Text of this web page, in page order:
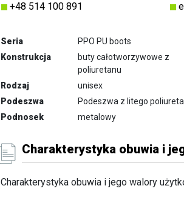
+48 514 100 891
Seria
PPO PU boots
Konstrukcja
buty całotworzywowe z
poliuretanu
Rodzaj
unisex
Podeszwa
Podeszwa z litego
Podnosek
metalowy
Charakterystyka obuwia i
Charakterystyka obuwia i jego walory